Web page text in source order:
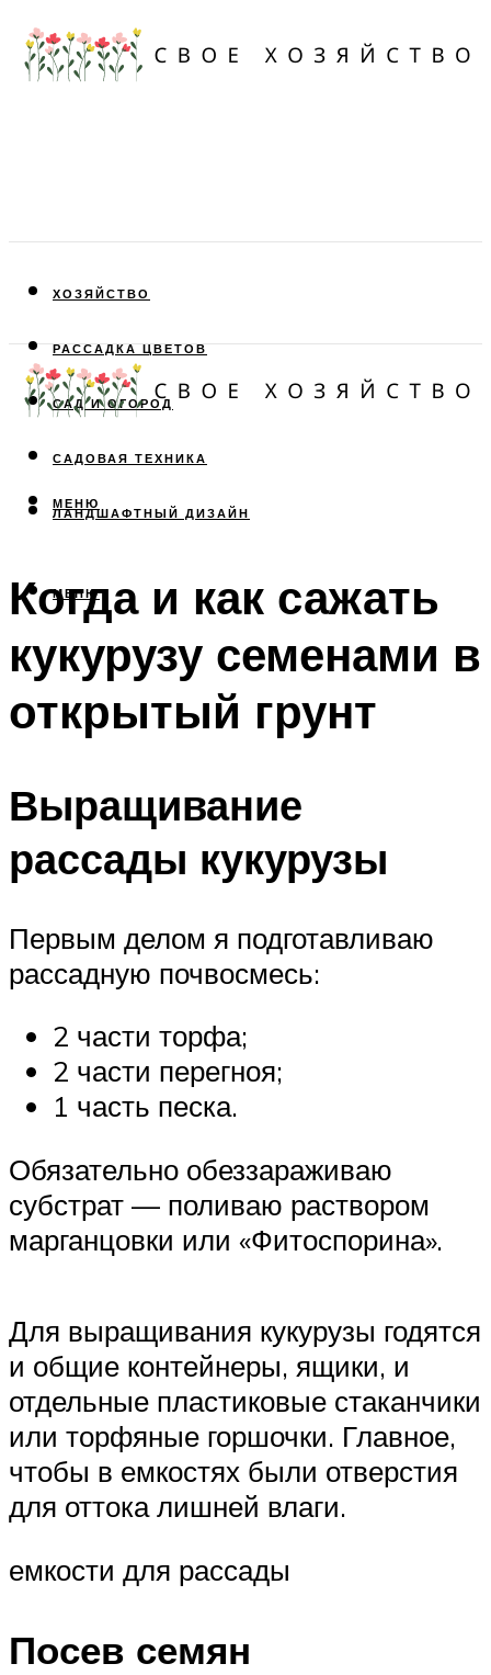
ХОЗЯЙСТВО
РАССАДКА ЦВЕТОВ
САД И ОГОРОД
САДОВАЯ ТЕХНИКА
ЛАНДШАФТНЫЙ ДИЗАЙН
МЕНЮ
МЕНЮ
Когда и как сажать
кукурузу семенами в
открытый грунт
Выращивание
рассады кукурузы
Первым делом я подготавливаю
рассадную почвосмесь:
2 части торфа;
2 части перегноя;
1 часть песка.
Обязательно обеззараживаю
субстрат — поливаю раствором
марганцовки или «Фитоспорина».
Для выращивания кукурузы годятся
и общие контейнеры, ящики, и
отдельные пластиковые стаканчики
или торфяные горшочки. Главное,
чтобы в емкостях были отверстия
для оттока лишней влаги.
емкости для рассады
Посев семян